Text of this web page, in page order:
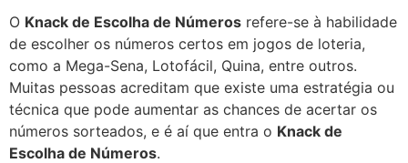
O Knack de Escolha de Números refere-se à habilidade
de escolher os números certos em jogos de loteria,
como a Mega-Sena, Lotofácil, Quina, entre outros.
Muitas pessoas acreditam que existe uma estratégia ou
técnica que pode aumentar as chances de acertar os
números sorteados, e é aí que entra o Knack de
Escolha de Números.